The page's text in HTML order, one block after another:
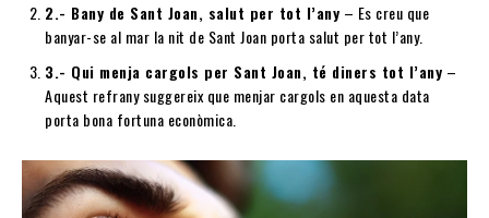
2.- Bany de Sant Joan, salut per tot l’any – Es creu que
banyar-se al mar la nit de Sant Joan porta salut per tot l’any.
3.- Qui menja cargols per Sant Joan, té diners tot l’any –
Aquest refrany suggereix que menjar cargols en aquesta data
porta bona fortuna econòmica.